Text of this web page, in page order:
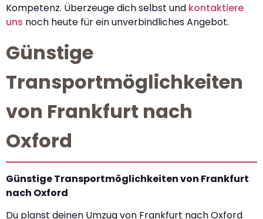
Kompetenz. Überzeuge dich selbst und kontaktiere
uns noch heute für ein unverbindliches Angebot.
Günstige
Transportmöglichkeiten
von Frankfurt nach
Oxford
Günstige Transportmöglichkeiten von Frankfurt
nach Oxford
Du planst deinen Umzug von Frankfurt nach Oxford